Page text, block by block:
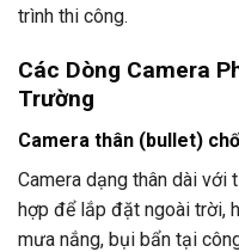
trình thi công.
Các Dòng Camera
Trường
Camera thân (bullet)
Camera dạng thân dài
hợp để lắp đặt ngoài trời,
mưa nắng, bụi bẩn tại